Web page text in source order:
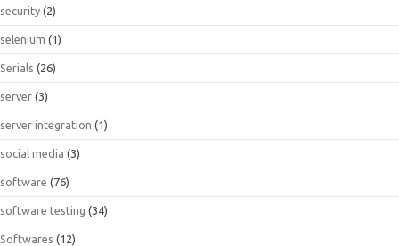
security (2)
selenium (1)
Serials (26)
server (3)
server integration (1)
social media (3)
software (76)
software testing (34)
Softwares (12)